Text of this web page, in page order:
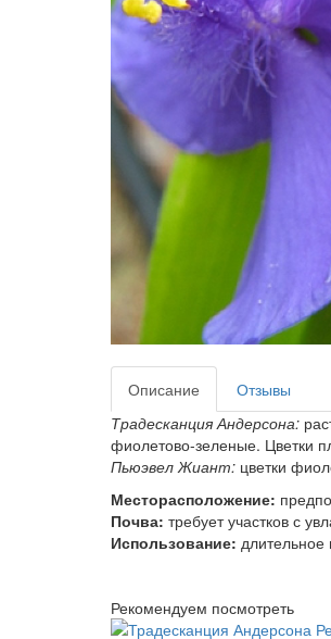
Описание
Отзывы
Традесканция Андерсона:
фиолетово-зеленые. Цветки
Пьюэвел Жиант: цветки
Месторасположение:
Почва: требует участков с
Использование: длительное
Рекомендуем посмотреть